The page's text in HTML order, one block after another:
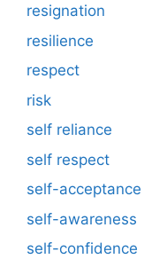
resignation
resilience
respect
risk
self reliance
self respect
self-acceptance
self-awareness
self-confidence